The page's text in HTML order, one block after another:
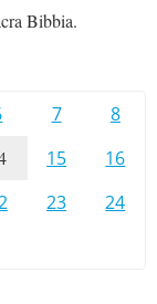
Bibbia.
7
8
15
16
23
24